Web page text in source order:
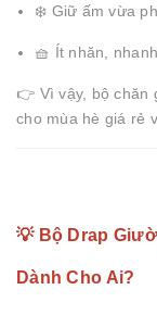
❄️ Giữ ấm vừa
🧺 Ít nhăn,
👉 Vì vậy, bộ chăn
cho mùa hè giá rẻ
💡 Bộ Drap
Dành Cho Ai?